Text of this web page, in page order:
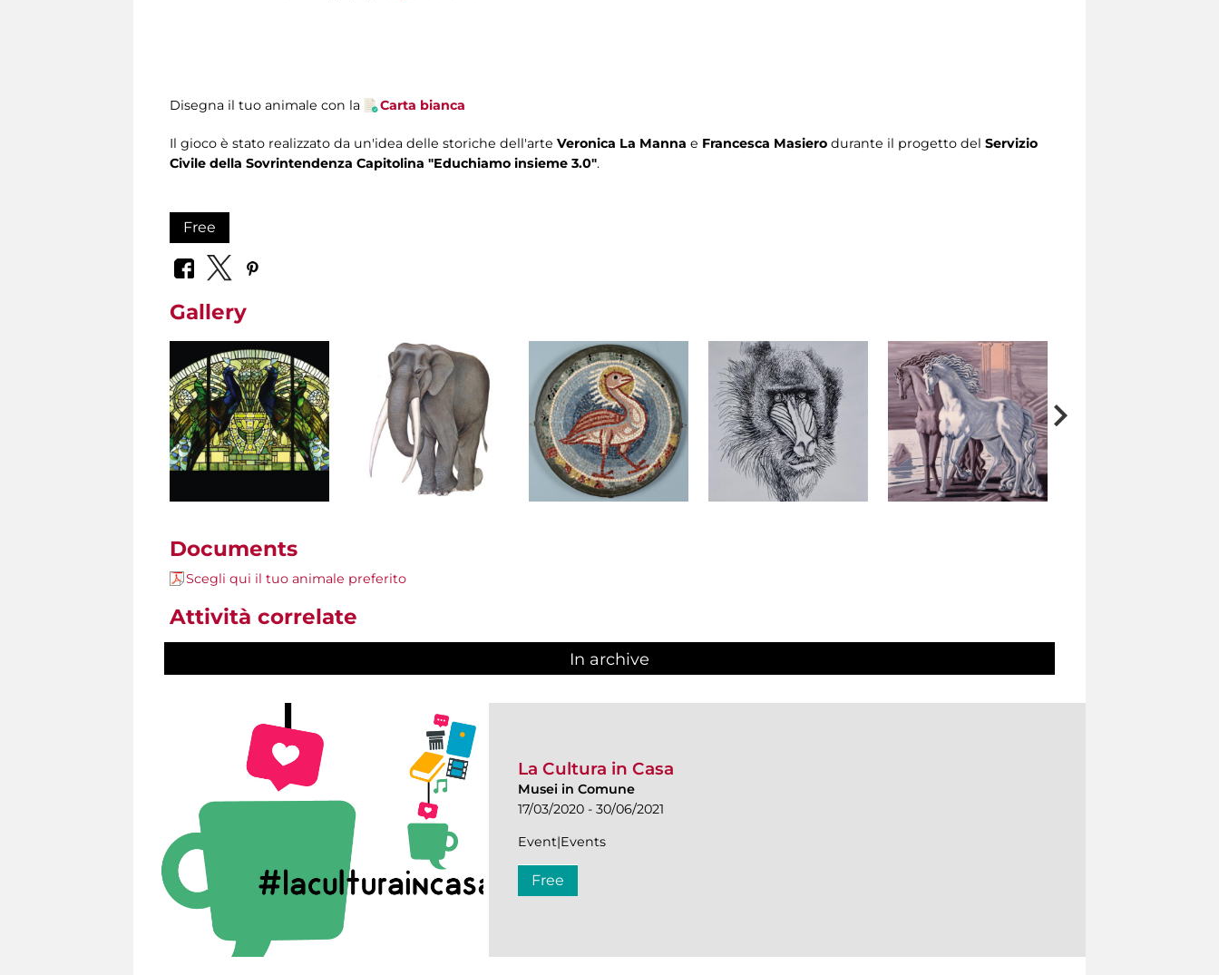
Disegna il tuo animale con la Carta bianca
Il gioco è stato realizzato da un'idea delle storiche dell'arte Veronica La Manna e Francesca Masiero durante il progetto del Servizio
Civile della Sovrintendenza Capitolina "Educhiamo insieme 3.0".
Free
Gallery
Documents
Scegli qui il tuo animale preferito
Attività correlate
In archive
La Cultura in Casa
Musei in Comune
17/03/2020 - 30/06/2021
Event|Events
Free